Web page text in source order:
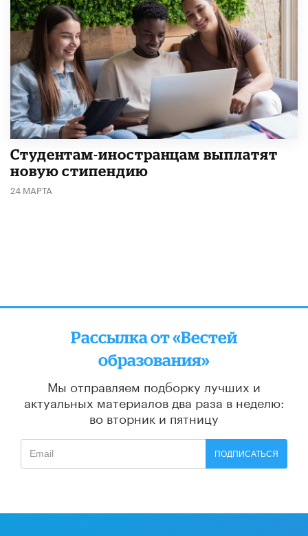
Студентам-иностранцам выплатят
новую стипендию
24 МАРТА
Рассылка от «Вестей
образования»
Мы отправляем подборку лучших и
актуальных материалов два раза в неделю:
во вторник и пятницу
ПОДПИСАТЬСЯ